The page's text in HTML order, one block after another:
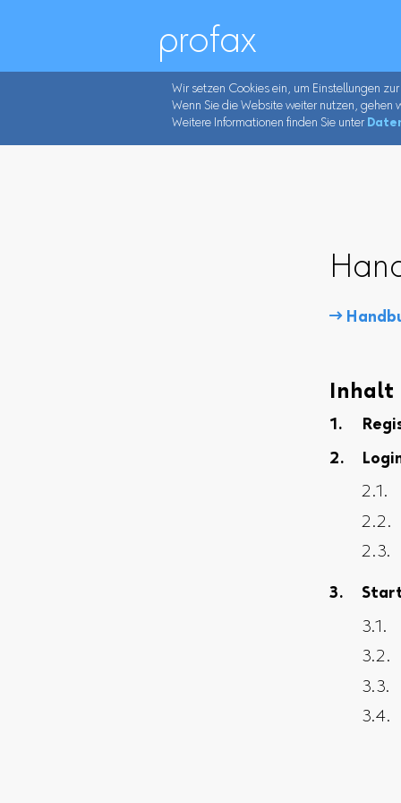
profax
Wir setzen Cookies ein, um Einstellungen
Wenn Sie die Website weiter nutzen, gehen
Weitere Informationen finden Sie unter

Inhalt